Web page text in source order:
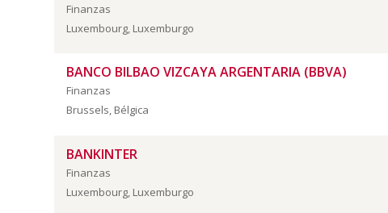
Finanzas
Luxembourg, Luxemburgo
BANCO BILBAO VIZCAYA ARGENTARIA (BBVA)
Finanzas
Brussels, Bélgica
BANKINTER
Finanzas
Luxembourg, Luxemburgo